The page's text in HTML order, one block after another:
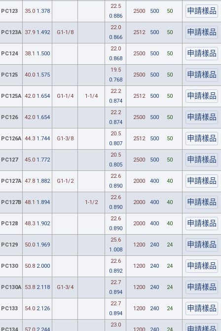
PC123 35.0 1.378
22.5
0.886
2500 500 50
PC123A 37.9 1.492 G1-1/8
22.0
0.866
2512 500 50
PC124 38.1 1.500
22.0
0.868
2500 500 50
PC125 40.0 1.575
19.5
0.768
2500 500 50
PC125A 42.0 1.654 G1-1/4 1-1/4
22.2
0.874
2512 500 50
PC126 42.0 1.654
22.2
0.874
2500 500 50
PC126A 44.3 1.744 G1-3/8
20.5
0.807
2512 500 50
PC127 45.0 1.772
20.5
0.805
2500 500 50
PC127A 47.8 1.882 G1-1/2
22.6
0.890
2000 400 40
PC127B 48.1 1.894 1-1/2
22.6
0.890
2000 400 40
PC128 48.3 1.902
22.6
0.890
2000 400 40
PC129 50.0 1.969
25.6
1.008
1200 240 24
PC130 50.8 2.000
22.6
0.892
1200 240 24
PC130A 53.8 2.118 G1-3/4
22.7
0.894
1200 240 24
PC133 54.0 2.126
22.7
0.894
1200 240 24
23.0